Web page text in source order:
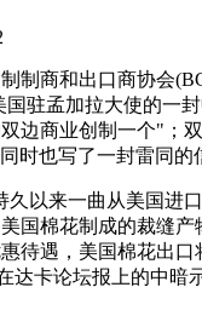
商和出口商协会
国驻孟加拉大使的一
边商业创制一个"；
同时也写了一封雷同的
以来一曲从美国进口
国棉花制成的裁缝
待遇，美国棉花出口
达卡论坛报上的中暗示